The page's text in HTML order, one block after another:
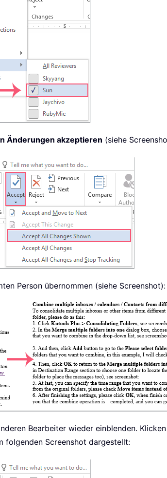
Änderungen akzeptieren (siehe
Person übernommen (siehe Screenshot):
Bearbeiter wieder einblenden.
folgenden Screenshot dargestellt: